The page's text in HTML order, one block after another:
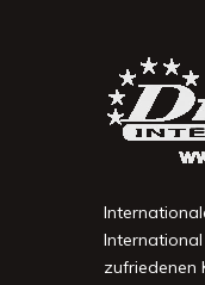
International
zufriedenen